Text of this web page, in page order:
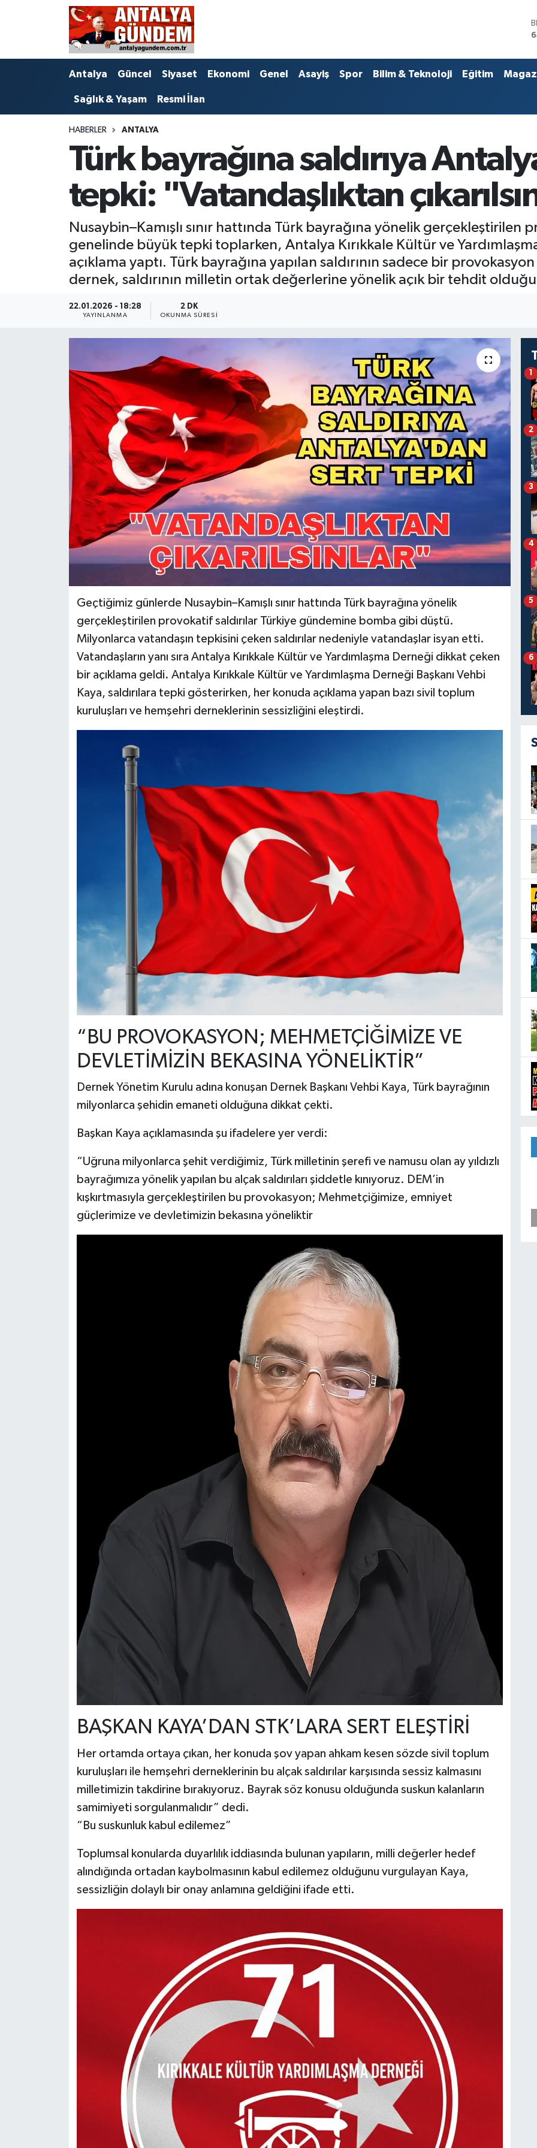
Antalya Güncel Siyaset Ekonomi Genel Asayiş Spor Bilim & Teknoloji Eğitim
Sağlık & Yaşam Resmi İlan
HABERLER ANTALYA
Türk bayrağına saldırıya
tepki: "Vatandaşlıktan
Nusaybin–Kamışlı sınır hattında Türk bayrağına yönelik gerçekleştirilen
genelinde büyük tepki toplarken, Antalya Kırıkkale Kültür ve
açıklama yaptı. Türk bayrağına yapılan saldırının sadece bir
dernek, saldırının milletin ortak değerlerine yönelik açık bir tehdit
22.01.2026 - 18:28
YAYINLANMA
2 DK
OKUNMA SÜRESI
Geçtiğimiz günlerde Nusaybin–Kamışlı sınır hattında Türk bayrağına yönelik
gerçekleştirilen provokatif saldırılar Türkiye gündemine bomba gibi düştü.
Milyonlarca vatandaşın tepkisini çeken saldırılar nedeniyle vatandaşlar isyan etti.
Vatandaşların yanı sıra Antalya Kırıkkale Kültür ve Yardımlaşma Derneği dikkat çeken
bir açıklama geldi. Antalya Kırıkkale Kültür ve Yardımlaşma Derneği Başkanı Vehbi
Kaya, saldırılara tepki gösterirken, her konuda açıklama yapan bazı sivil toplum
kuruluşları ve hemşehri derneklerinin sessizliğini eleştirdi.
“BU PROVOKASYON; MEHMETÇİĞİMİZE VE
DEVLETİMİZİN BEKASINA YÖNELİKTİR”
Dernek Yönetim Kurulu adına konuşan Dernek Başkanı Vehbi Kaya, Türk bayrağının
milyonlarca şehidin emaneti olduğuna dikkat çekti.
Başkan Kaya açıklamasında şu ifadelere yer verdi:
“Uğruna milyonlarca şehit verdiğimiz, Türk milletinin şerefi ve namusu olan ay yıldızlı
bayrağımıza yönelik yapılan bu alçak saldırıları şiddetle kınıyoruz. DEM’in
kışkırtmasıyla gerçekleştirilen bu provokasyon; Mehmetçiğimize, emniyet
güçlerimize ve devletimizin bekasına yöneliktir
BAŞKAN KAYA’DAN STK’LARA SERT ELEŞTİRİ
Her ortamda ortaya çıkan, her konuda şov yapan ahkam kesen sözde sivil toplum
kuruluşları ile hemşehri derneklerinin bu alçak saldırılar karşısında sessiz kalmasını
milletimizin takdirine bırakıyoruz. Bayrak söz konusu olduğunda suskun kalanların
samimiyeti sorgulanmalıdır” dedi.
“Bu suskunluk kabul edilemez”
Toplumsal konularda duyarlılık iddiasında bulunan yapıların, milli değerler hedef
alındığında ortadan kaybolmasının kabul edilemez olduğunu vurgulayan Kaya,
sessizliğin dolaylı bir onay anlamına geldiğini ifade etti.
1
2
3
4
5
6
Antalya
Bilim & Teknoloji
Görüntülü Haber
Kültür & Sanat
Resmi İlan
Sağlık & Yaşam
Antalya Nöbetçi Eczaneler
Antalya Hava Durumu
Antalya Namaz Vakitleri
Süper Lig Puan Durumu ve Fikstür
Tüm Manşetler
Son Dakika Haberleri
Haber Arşivi